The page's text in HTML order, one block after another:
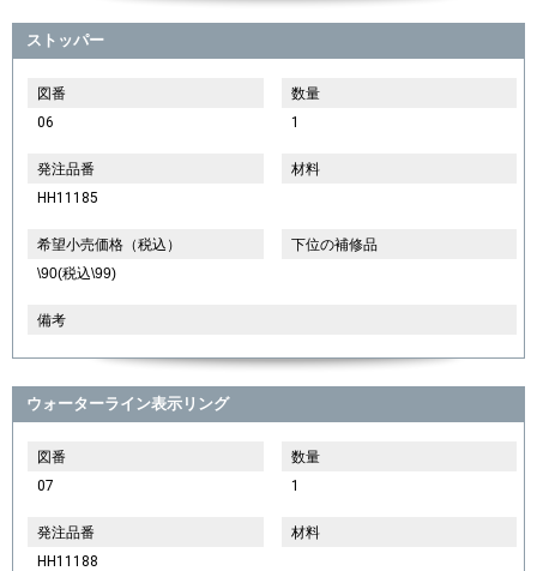
ストッパー
図番
06
数量
1
発注品番
HH11185
材料
希望小売価格（税込）
\90(税込\99)
下位の補修品
備考
ウォーターライン表示リング
図番
07
数量
1
発注品番
HH11188
材料